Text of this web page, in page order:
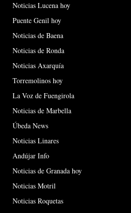
Noticias Lucena hoy
Puente Genil hoy
Noticias de Baena
Noticias de Ronda
Noticias Axarquía
Torremolinos hoy
La Voz de Fuengirola
Noticias de Marbella
Úbeda News
Noticias Linares
Andújar Info
Noticias de Granada hoy
Noticias Motril
Noticias Roquetas